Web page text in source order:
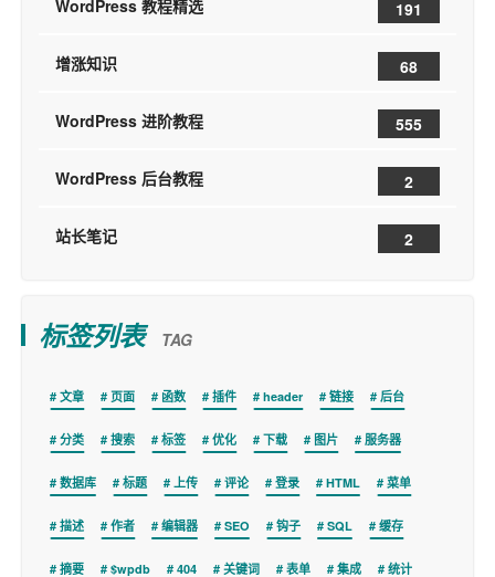
WordPress 教程精选 191
增涨知识 68
WordPress 进阶教程 555
WordPress 后台教程 2
站长笔记 2
标签列表 TAG
文章 页面 函数 插件 header 链接 后台
分类 搜索 标签 优化 下载 图片 服务器
数据库 标题 上传 评论 登录 HTML 菜单
描述 作者 编辑器 SEO 钩子 SQL 缓存
摘要 $wpdb 404 关键词 表单 集成 统计